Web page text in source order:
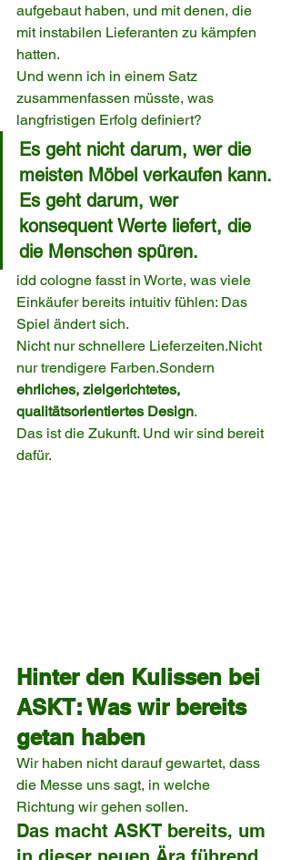
aufgebaut haben, und mit denen, die
mit instabilen Lieferanten zu kämpfen
hatten.
Und wenn ich in einem Satz
zusammenfassen müsste, was
langfristigen Erfolg definiert?
Es geht nicht darum, wer die
meisten Möbel verkaufen kann.
Es geht darum, wer
konsequent Werte liefert, die
die Menschen spüren.
idd cologne fasst in Worte, was viele
Einkäufer bereits intuitiv fühlen: Das
Spiel ändert sich.
Nicht nur schnellere Lieferzeiten.Nicht
nur trendigere Farben.Sondern
ehrliches, zielgerichtetes,
qualitätsorientiertes Design.
Das ist die Zukunft. Und wir sind bereit
dafür.
Hinter den Kulissen bei
ASKT: Was wir bereits
getan haben
Wir haben nicht darauf gewartet, dass
die Messe uns sagt, in welche
Richtung wir gehen sollen.
Das macht ASKT bereits, um